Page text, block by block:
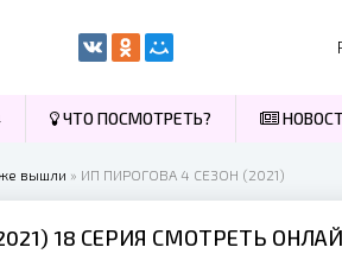
вышли » ИП ПИРОГОВА 4 СЕЗОН (2021)
18 СЕРИЯ СМОТРЕТЬ
ЧТО ПОСМОТРЕТЬ?